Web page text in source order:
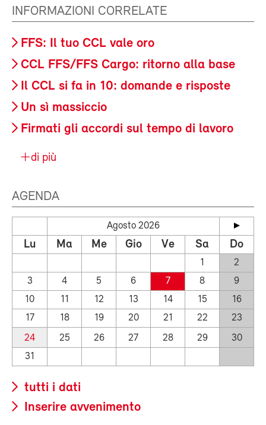
INFORMAZIONI CORRELATE
FFS: Il tuo CCL vale oro
CCL FFS/FFS Cargo: ritorno alla base
Il CCL si fa in 10: domande e risposte
Un sì massiccio
Firmati gli accordi sul tempo di lavoro
di più
AGENDA
Agosto 2026
Lu Ma Me Gio Ve Sa Do
1
2
3
4 5 6 7 8
9
10
11 12 13 14 15
16
17
18 19 20 21 22
23
24
25 26 27 28 29
30
31
tutti i dati
Inserire avvenimento